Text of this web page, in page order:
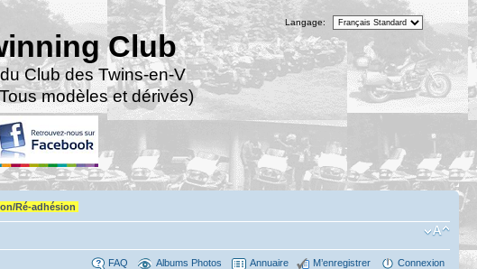
Club
Club des Twins-en-V
modèles et dérivés)
Langage:
Ré-adhésion
FAQ Albums Photos Annuaire M’enregistrer Connexion